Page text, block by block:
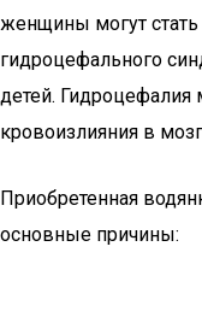
женщины могут стать
гидроцефального
детей. Гидроцефалия
кровоизлияния в
Приобретенная
основные причины: